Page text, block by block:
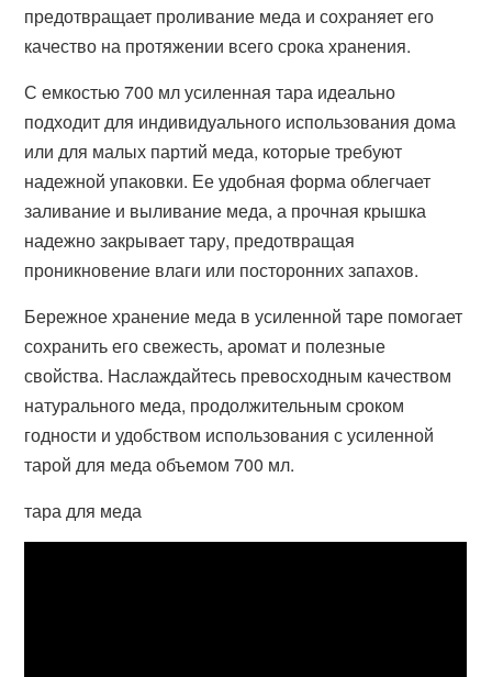
предотвращает проливание меда и сохраняет его
качество на протяжении всего срока хранения.
С емкостью 700 мл усиленная тара идеально
подходит для индивидуального использования дома
или для малых партий меда, которые требуют
надежной упаковки. Ее удобная форма облегчает
заливание и выливание меда, а прочная крышка
надежно закрывает тару, предотвращая
проникновение влаги или посторонних запахов.
Бережное хранение меда в усиленной таре помогает
сохранить его свежесть, аромат и полезные
свойства. Наслаждайтесь превосходным качеством
натурального меда, продолжительным сроком
годности и удобством использования с усиленной
тарой для меда объемом 700 мл.
тара для меда